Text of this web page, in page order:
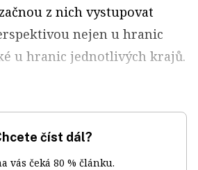
z nich vystupovat
nejen u hranic
u hranic jednotlivých krajů.
číst dál?
vás čeká 80 % článku.